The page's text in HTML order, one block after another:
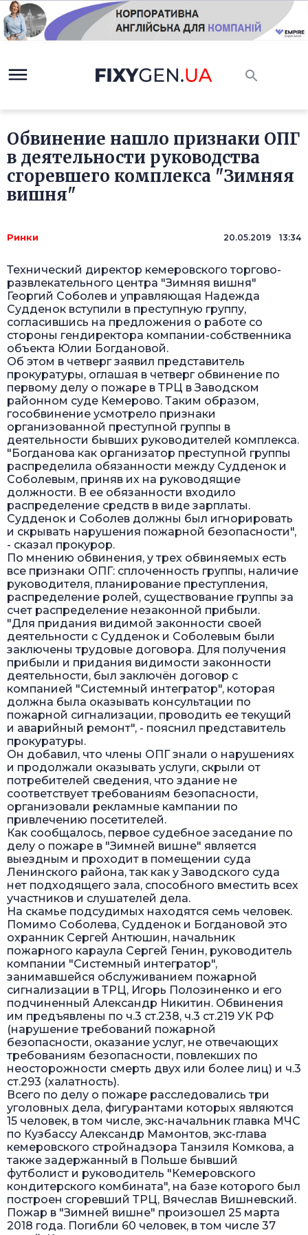
Обвинение нашло признаки ОПГ
в деятельности руководства
сгоревшего комплекса "Зимняя
вишня"
Ринки 20.05.2019 13:34
Технический директор кемеровского торгово-
развлекательного центра "Зимняя вишня"
Георгий Соболев и управляющая Надежда
Судденок вступили в преступную группу,
согласившись на предложения о работе со
стороны гендиректора компании-собственника
объекта Юлии Богдановой.
Об этом в четверг заявил представитель
прокуратуры, оглашая в четверг обвинение по
первому делу о пожаре в ТРЦ в Заводском
районном суде Кемерово. Таким образом,
гособвинение усмотрело признаки
организованной преступной группы в
деятельности бывших руководителей комплекса.
"Богданова как организатор преступной группы
распределила обязанности между Судденок и
Соболевым, приняв их на руководящие
должности. В ее обязанности входило
распределение средств в виде зарплаты.
Судденок и Соболев должны был игнорировать
и скрывать нарушения пожарной безопасности",
- сказал прокурор.
По мнению обвинения, у трех обвиняемых есть
все признаки ОПГ: сплоченность группы, наличие
руководителя, планирование преступления,
распределение ролей, существование группы за
счет распределение незаконной прибыли.
"Для придания видимой законности своей
деятельности с Судденок и Соболевым были
заключены трудовые договора. Для получения
прибыли и придания видимости законности
деятельности, был заключён договор с
компанией "Системный интегратор", которая
должна была оказывать консультации по
пожарной сигнализации, проводить ее текущий
и аварийный ремонт", - пояснил представитель
прокуратуры.
Он добавил, что члены ОПГ знали о нарушениях
и продолжали оказывать услуги, скрыли от
потребителей сведения, что здание не
соответствует требованиям безопасности,
организовали рекламные кампании по
привлечению посетителей.
Как сообщалось, первое судебное заседание по
делу о пожаре в "Зимней вишне" является
выездным и проходит в помещении суда
Ленинского района, так как у Заводского суда
нет подходящего зала, способного вместить всех
участников и слушателей дела.
На скамье подсудимых находятся семь человек.
Помимо Соболева, Судденок и Богдановой это
охранник Сергей Антюшин, начальник
пожарного караула Сергей Генин, руководитель
компании "Системный интегратор",
занимавшейся обслуживанием пожарной
сигнализации в ТРЦ, Игорь Полозиненко и его
подчиненный Александр Никитин. Обвинения
им предъявлены по ч.3 ст.238, ч.3 ст.219 УК РФ
(нарушение требований пожарной
безопасности, оказание услуг, не отвечающих
требованиям безопасности, повлекших по
неосторожности смерть двух или более лиц) и ч.3
ст.293 (халатность).
Всего по делу о пожаре расследовались три
уголовных дела, фигурантами которых являются
15 человек, в том числе, экс-начальник главка МЧС
по Кузбассу Александр Мамонтов, экс-глава
кемеровского стройнадзора Танзиля Комкова, а
также задержанный в Польше бывший
футболист и руководитель "Кемеровского
кондитерского комбината", на базе которого был
построен сгоревший ТРЦ, Вячеслав Вишневский.
Пожар в "Зимней вишне" произошел 25 марта
2018 года. Погибли 60 человек, в том числе 37